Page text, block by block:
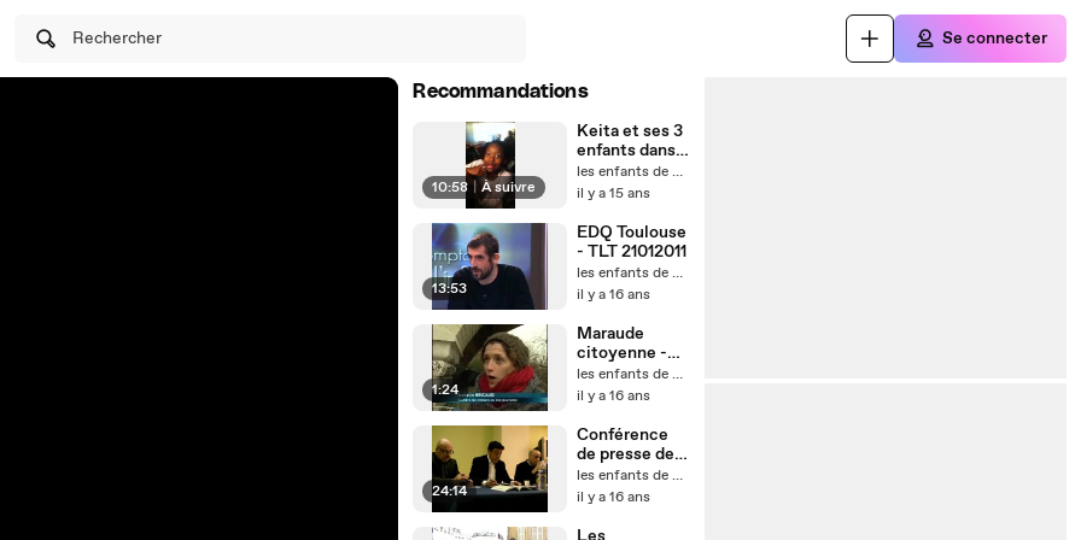
Rechercher Se connecter
Recommandations
10:58 | À suivre
Keita et ses 3
enfants dans
8m2,
Paris10ème,
les enfants de Don Quichotte
il y a 15 ans
13:53
EDQ Toulouse
- TLT 21012011
les enfants de Don Quichotte
il y a 16 ans
1:24
Maraude
citoyenne -
EDQ Toulouse
les enfants de Don Quichotte
il y a 16 ans
24:14
Conférence
de presse des
associations
unies
les enfants de Don Quichotte
il y a 16 ans